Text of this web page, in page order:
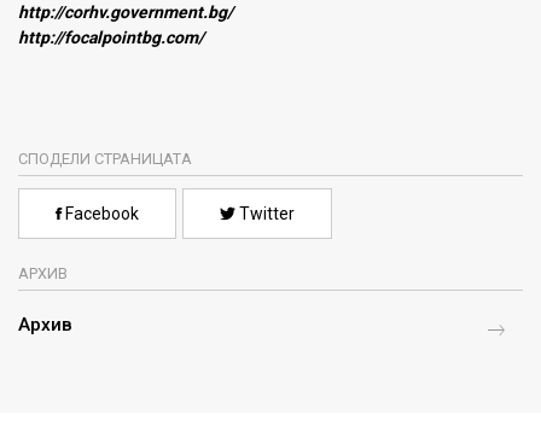
http://corhv.government.bg/
http://focalpointbg.com/
СПОДЕЛИ СТРАНИЦАТА
Facebook Twitter
АРХИВ
Архив